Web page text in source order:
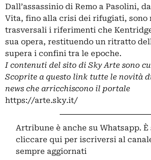
Dall’assassinio di Remo a Pasolini,
Vita, fino alla crisi dei rifugiati, sono
trasversali i riferimenti che
sua opera, restituendo un ritratto
supera i confini tra le epoche.
I contenuti del sito di Sky Arte sono
Scoprite a questo link tutte le novità
news che arricchiscono il portale
https://arte.sky.it/
Artribune è anche su Whatsapp.
cliccare qui per iscriversi al
sempre aggiornati